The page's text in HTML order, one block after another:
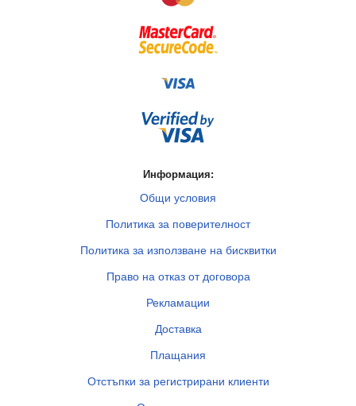
Информация:
Общи условия
Политика за поверителност
Политика за използване на бисквитки
Право на отказ от договора
Рекламации
Доставка
Плащания
Отстъпки за регистрирани клиенти